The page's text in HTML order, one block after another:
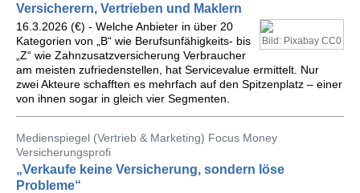
Versicherern, Vertrieben und Maklern
Bild: Pixabay CC0
16.3.2026 (€) - Welche Anbieter in über 20
Kategorien von „B“ wie Berufsunfähigkeits- bis
„Z“ wie Zahnzusatzversicherung Verbraucher
am meisten zufriedenstellen, hat Servicevalue ermittelt. Nur
zwei Akteure schafften es mehrfach auf den Spitzenplatz – einer
von ihnen sogar in gleich vier Segmenten.
Medienspiegel (Vertrieb & Marketing) Focus Money
Versicherungsprofi
„Verkaufe keine Versicherung, sondern löse
Probleme“